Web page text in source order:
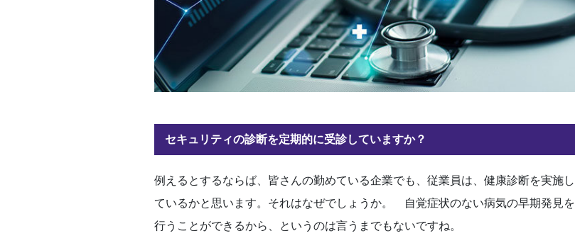
セキュリティの診断を定期的に受診していますか？
例えるとするならば、皆さんの勤めている企業でも、従業員は、健康診断を実施し
ているかと思います。それはなぜでしょうか。 自覚症状のない病気の早期発見を
行うことができるから、というのは言うまでもないですね。